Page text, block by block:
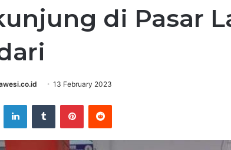
di Pasar
13 February 2023